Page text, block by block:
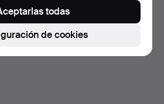
de atención al cliente
de cookies
todas